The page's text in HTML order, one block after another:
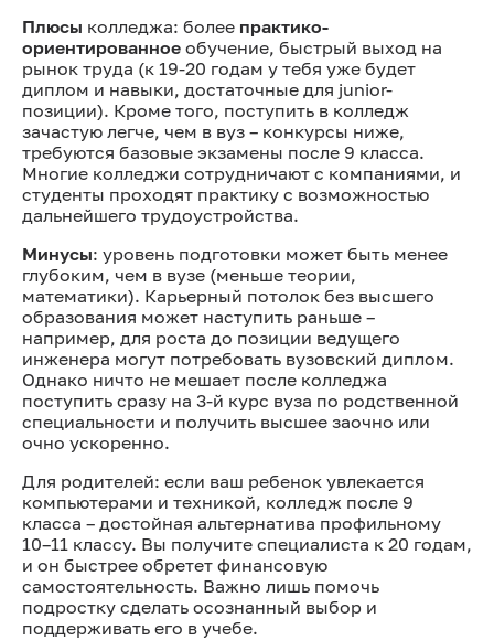
Плюсы колледжа: более практико-
ориентированное обучение, быстрый выход на
рынок труда (к 19-20 годам у тебя уже будет
диплом и навыки, достаточные для junior-
позиции). Кроме того, поступить в колледж
зачастую легче, чем в вуз – конкурсы ниже,
требуются базовые экзамены после 9 класса.
Многие колледжи сотрудничают с компаниями, и
студенты проходят практику с возможностью
дальнейшего трудоустройства.
Минусы: уровень подготовки может быть менее
глубоким, чем в вузе (меньше теории,
математики). Карьерный потолок без высшего
образования может наступить раньше –
например, для роста до позиции ведущего
инженера могут потребовать вузовский диплом.
Однако ничто не мешает после колледжа
поступить сразу на 3-й курс вуза по родственной
специальности и получить высшее заочно или
очно ускоренно.
Для родителей: если ваш ребенок увлекается
компьютерами и техникой, колледж после 9
класса – достойная альтернатива профильному
10–11 классу. Вы получите специалиста к 20 годам,
и он быстрее обретет финансовую
самостоятельность. Важно лишь помочь
подростку сделать осознанный выбор и
поддерживать его в учебе.